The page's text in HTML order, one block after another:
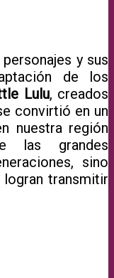
y sus
de los
Lulu, creados
convirtió en un
nuestra región
las grandes
sino
transmitir